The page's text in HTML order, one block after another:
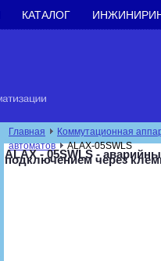
КАТАЛОГ
Главная
Коммутационная
автоматов
ALAX-05SWLS
ALAX - 05SWLS -
подключением через